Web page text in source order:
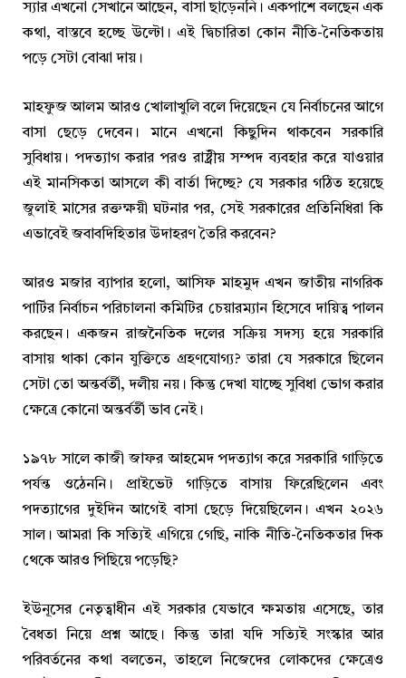
স্যার এখনো সেখানে আছেন, বাসা ছাড়েননি। একপাশে বলছেন এক
কথা, বাস্তবে হচ্ছে উল্টো। এই দ্বিচারিতা কোন নীতি-নৈতিকতায়
পড়ে সেটা বোঝা দায়।
মাহফুজ আলম আরও খোলাখুলি বলে দিয়েছেন যে নির্বাচনের আগে
বাসা ছেড়ে দেবেন। মানে এখনো কিছুদিন থাকবেন সরকারি
সুবিধায়। পদত্যাগ করার পরও রাষ্ট্রীয় সম্পদ ব্যবহার করে যাওয়ার
এই মানসিকতা আসলে কী বার্তা দিচ্ছে? যে সরকার গঠিত হয়েছে
জুলাই মাসের রক্তক্ষয়ী ঘটনার পর, সেই সরকারের প্রতিনিধিরা কি
এভাবেই জবাবদিহিতার উদাহরণ তৈরি করবেন?
আরও মজার ব্যাপার হলো, আসিফ মাহমুদ এখন জাতীয় নাগরিক
পার্টির নির্বাচন পরিচালনা কমিটির চেয়ারম্যান হিসেবে দায়িত্ব পালন
করছেন। একজন রাজনৈতিক দলের সক্রিয় সদস্য হয়ে সরকারি
বাসায় থাকা কোন যুক্তিতে গ্রহণযোগ্য? তারা যে সরকারে ছিলেন
সেটা তো অন্তর্বর্তী, দলীয় নয়। কিন্তু দেখা যাচ্ছে সুবিধা ভোগ করার
ক্ষেত্রে কোনো অন্তর্বর্তী ভাব নেই।
১৯৭৮ সালে কাজী জাফর আহমেদ পদত্যাগ করে সরকারি গাড়িতে
পর্যন্ত ওঠেননি। প্রাইভেট গাড়িতে বাসায় ফিরেছিলেন এবং
পদত্যাগের দুইদিন আগেই বাসা ছেড়ে দিয়েছিলেন। এখন ২০২৬
সাল। আমরা কি সত্যিই এগিয়ে গেছি, নাকি নীতি-নৈতিকতার দিক
থেকে আরও পিছিয়ে পড়েছি?
ইউনূসের নেতৃত্বাধীন এই সরকার যেভাবে ক্ষমতায় এসেছে, তার
বৈধতা নিয়ে প্রশ্ন আছে। কিন্তু তারা যদি সত্যিই সংস্কার আর
পরিবর্তনের কথা বলতেন, তাহলে নিজেদের লোকদের ক্ষেত্রেও